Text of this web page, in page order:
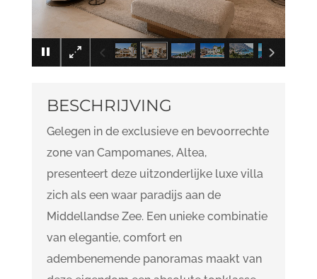
×
BESCHRIJVING
Gelegen in de exclusieve en bevoorrechte
zone van Campomanes, Altea,
presenteert deze uitzonderlijke luxe villa
zich als een waar paradijs aan de
Middellandse Zee. Een unieke combinatie
van elegantie, comfort en
adembenemende panoramas maakt van